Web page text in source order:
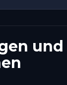
und